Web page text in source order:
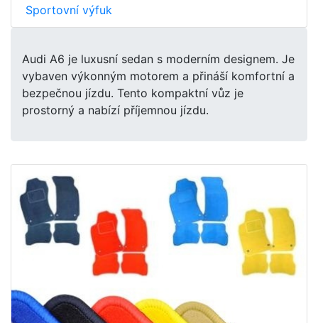
Sportovní výfuk
Audi A6 je luxusní sedan s moderním designem. Je
vybaven výkonným motorem a přináší komfortní a
bezpečnou jízdu. Tento kompaktní vůz je
prostorný a nabízí příjemnou jízdu.